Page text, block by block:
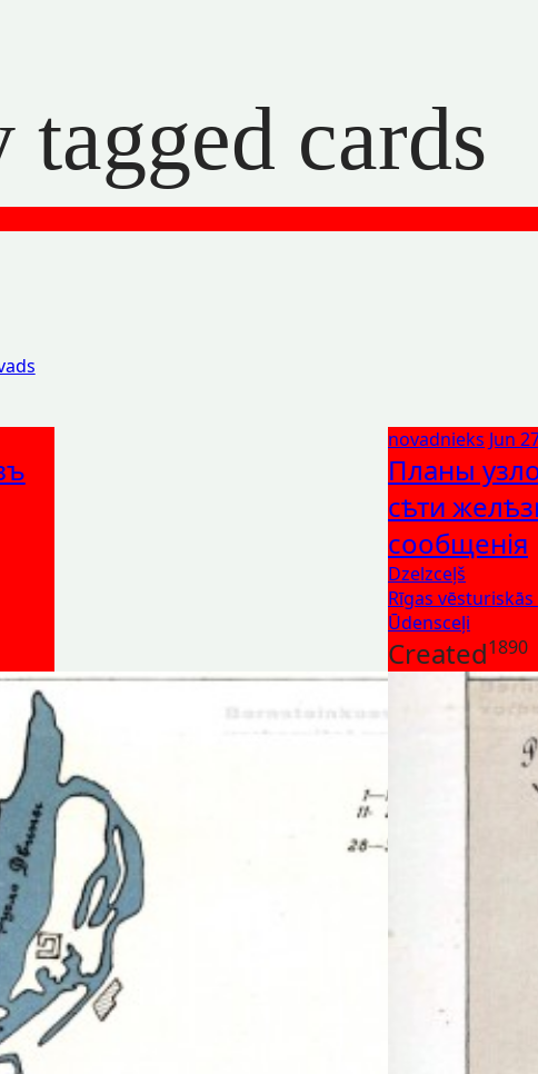
cards
novadnieks Jun
Планы
сѣти
сообщенiя
Dzelzceļš
Rīgas
Ūdensceļi
Created1890